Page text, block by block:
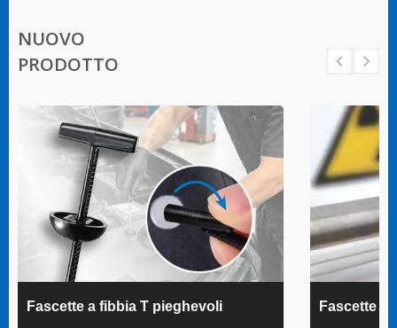
NUOVO
PRODOTTO
Fascette a fibbia T pieghevoli Fascette